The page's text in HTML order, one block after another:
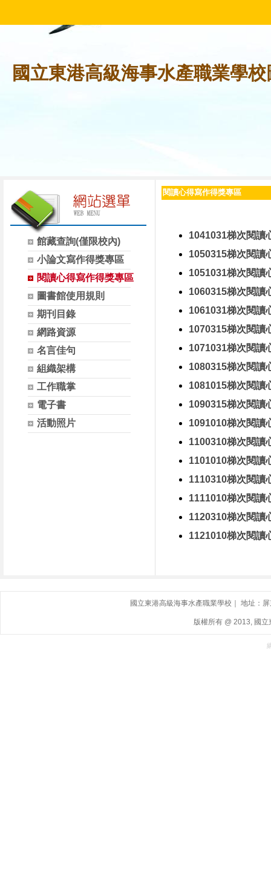
國立東港高級海事水產職業學
館藏查詢(僅限校內)
小論文寫作得獎專區
閱讀心得寫作得獎專區
圖書館使用規則
期刊目錄
網路資源
名言佳句
組織架構
工作職掌
電子書
活動照片
閱讀心得寫作得獎專區
1041031梯次閱讀
1050315梯次閱讀
1051031梯次閱讀
1060315梯次閱讀
1061031梯次閱讀
1070315梯次閱讀
1071031梯次閱讀
1080315梯次閱讀
1081015梯次閱讀
1090315梯次閱讀
1091010梯次閱讀
1100310梯次閱讀
1101010梯次閱讀
1110310梯次閱讀
1111010梯次閱讀
1120310梯次閱讀
1121010梯次閱讀
國立東港高級海事水產職業學校｜ 地址：
版權所有 @ 2013, 國